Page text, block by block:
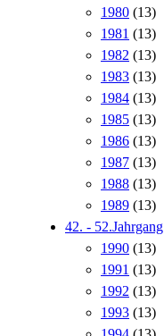
1980 (13)
1981 (13)
1982 (13)
1983 (13)
1984 (13)
1985 (13)
1986 (13)
1987 (13)
1988 (13)
1989 (13)
42. - 52.Jahrgang
1990 (13)
1991 (13)
1992 (13)
1993 (13)